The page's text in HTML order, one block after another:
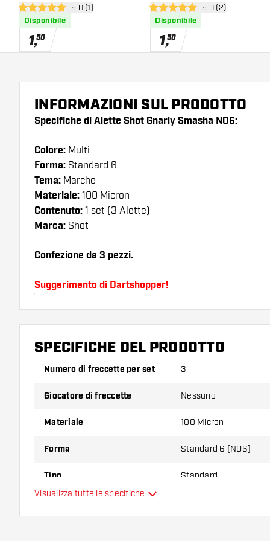
apri pannello recensioni
5 stelle di valutazione
5.0 (1)
Disponibile
1,50
apri pannello
5 stelle di valutazione
5.0 (2)
Disponibile
1,50
INFORMAZIONI SUL PRODOTTO
Specifiche di Alette Shot Gnarly Smasha NO6:
Colore: Multi
Forma: Standard 6
Tema: Marche
Materiale: 100 Micron
Contenuto: 1 set (3 Alette)
Marca: Shot
Confezione da 3 pezzi.
Suggerimento di Dartshopper!
Assicuratevi di avere a portata di mano un gran
astine. Questi possono danneggiarsi o rompersi
scoprire quale variante vi si addice di più!
SPECIFICHE DEL PRODOTTO
Numero di freccette per set 3
Giocatore di freccette Nessuno
Materiale 100 Micron
Forma Standard 6 (NO6)
Tipo Standard
Visualizza tutte le specifiche